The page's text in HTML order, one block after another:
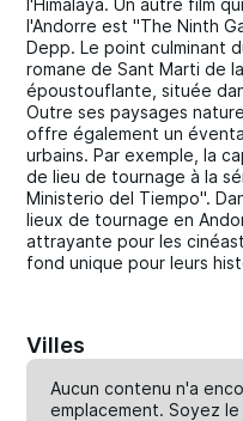
l'Himalaya. Un autre film
l'Andorre est "The Ninth
Depp. Le point culminant
romane de Sant Marti de
époustouflante, située
Outre ses paysages
offre également un
urbains. Par exemple, la
de lieu de tournage à la
Ministerio del Tiempo".
lieux de tournage en
attrayante pour les
fond unique pour leurs
Villes
Aucun contenu n'a
emplacement. Soyez